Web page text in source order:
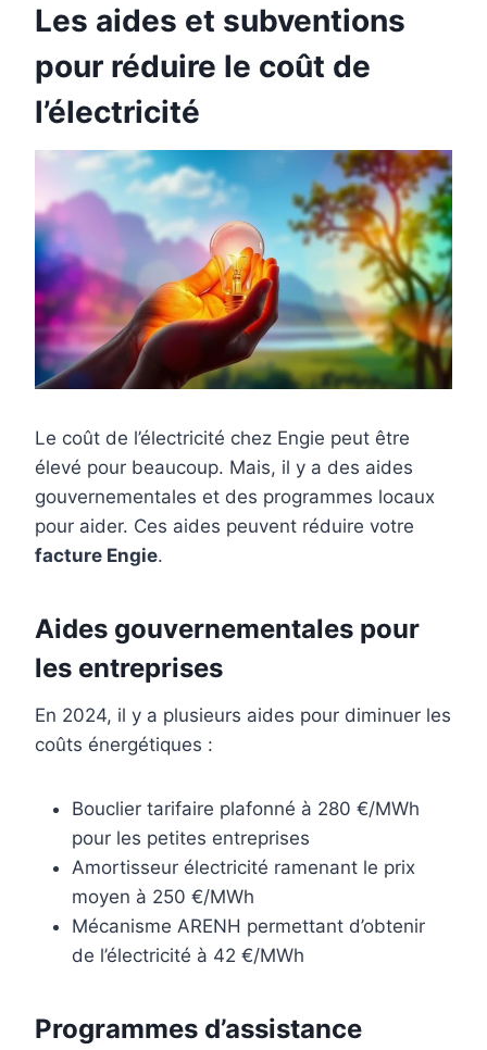
Les aides et subventions
pour réduire le coût de
l’électricité
Le coût de l’électricité chez Engie peut être
élevé pour beaucoup. Mais, il y a des aides
gouvernementales et des programmes locaux
pour aider. Ces aides peuvent réduire votre
facture Engie.
Aides gouvernementales pour
les entreprises
En 2024, il y a plusieurs aides pour diminuer les
coûts énergétiques :
Bouclier tarifaire plafonné à 280 €/MWh
pour les petites entreprises
Amortisseur électricité ramenant le prix
moyen à 250 €/MWh
Mécanisme ARENH permettant d’obtenir
de l’électricité à 42 €/MWh
Programmes d’assistance